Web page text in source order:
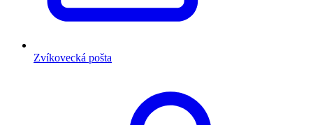
Zvíkovecká pošta